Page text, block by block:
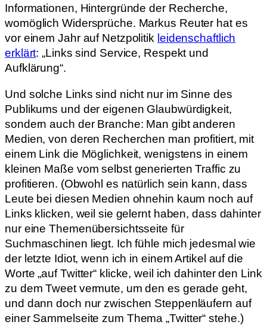
Informationen, Hintergründe der Recherche,
womöglich Widersprüche. Markus Reuter hat es
vor einem Jahr auf Netzpolitik leidenschaftlich
erklärt: „Links sind Service, Respekt und
Aufklärung“.
Und solche Links sind nicht nur im Sinne des
Publikums und der eigenen Glaubwürdigkeit,
sondern auch der Branche: Man gibt anderen
Medien, von deren Recherchen man profitiert, mit
einem Link die Möglichkeit, wenigstens in einem
kleinen Maße vom selbst generierten Traffic zu
profitieren. (Obwohl es natürlich sein kann, dass
Leute bei diesen Medien ohnehin kaum noch auf
Links klicken, weil sie gelernt haben, dass dahinter
nur eine Themenübersichtsseite für
Suchmaschinen liegt. Ich fühle mich jedesmal wie
der letzte Idiot, wenn ich in einem Artikel auf die
Worte „auf Twitter“ klicke, weil ich dahinter den Link
zu dem Tweet vermute, um den es gerade geht,
und dann doch nur zwischen Steppenläufern auf
einer Sammelseite zum Thema „Twitter“ stehe.)